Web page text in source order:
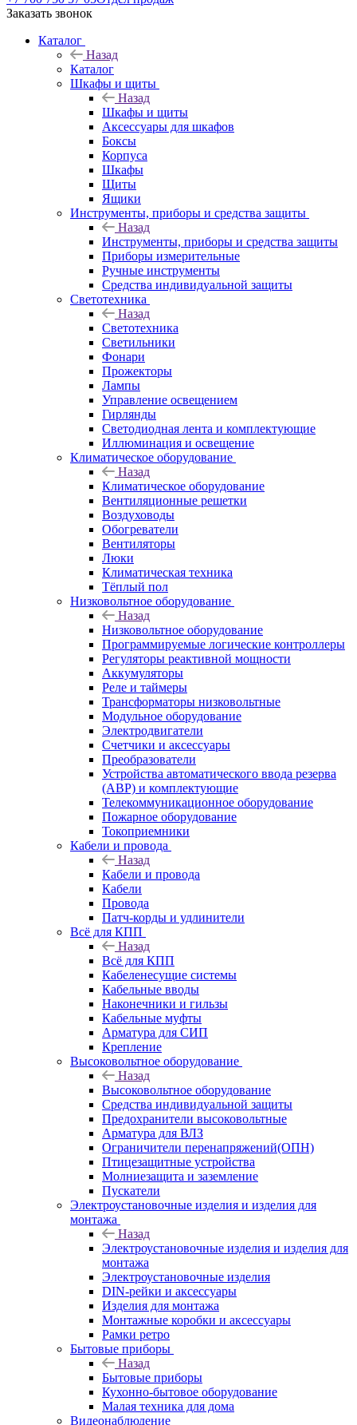
Заказать звонок
Каталог
Назад
Каталог
Шкафы и щиты
Назад
Шкафы и щиты
Аксессуары для шкафов
Боксы
Корпуса
Шкафы
Щиты
Ящики
Инструменты, приборы и средства защиты
Назад
Инструменты, приборы и средства защиты
Приборы измерительные
Ручные инструменты
Средства индивидуальной защиты
Светотехника
Назад
Светотехника
Светильники
Фонари
Прожекторы
Лампы
Управление освещением
Гирлянды
Светодиодная лента и комплектующие
Иллюминация и освещение
Климатическое оборудование
Назад
Климатическое оборудование
Вентиляционные решетки
Воздуховоды
Обогреватели
Вентиляторы
Люки
Климатическая техника
Тёплый пол
Низковольтное оборудование
Назад
Низковольтное оборудование
Программируемые логические контроллеры
Регуляторы реактивной мощности
Аккумуляторы
Реле и таймеры
Трансформаторы низковольтные
Модульное оборудование
Электродвигатели
Счетчики и аксессуары
Преобразователи
Устройства автоматического ввода резерва
(АВР) и комплектующие
Телекоммуникационное оборудование
Пожарное оборудование
Токоприемники
Кабели и провода
Назад
Кабели и провода
Кабели
Провода
Патч-корды и удлинители
Всё для КПП
Назад
Всё для КПП
Кабеленесущие системы
Кабельные вводы
Наконечники и гильзы
Кабельные муфты
Арматура для СИП
Крепление
Высоковольтное оборудование
Назад
Высоковольтное оборудование
Средства индивидуальной защиты
Предохранители высоковольтные
Арматура для ВЛЗ
Ограничители перенапряжений(ОПН)
Птицезащитные устройства
Молниезащита и заземление
Пускатели
Электроустановочные изделия и изделия для
монтажа
Назад
Электроустановочные изделия и изделия для
монтажа
Электроустановочные изделия
DIN-рейки и аксессуары
Изделия для монтажа
Монтажные коробки и аксессуары
Рамки ретро
Бытовые приборы
Назад
Бытовые приборы
Кухонно-бытовое оборудование
Малая техника для дома
Видеонаблюдение